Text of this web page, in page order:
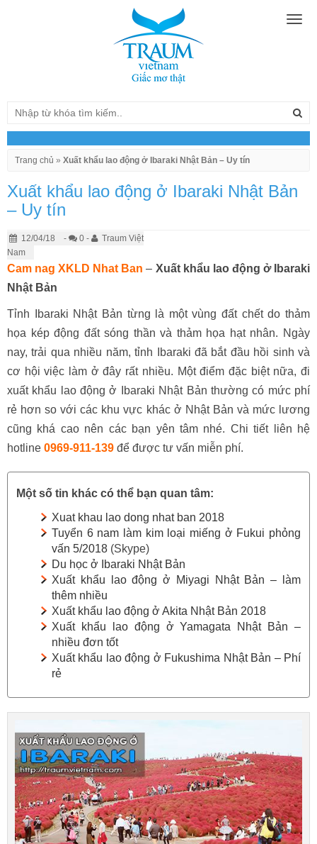
Trang chủ » Xuất khẩu lao động ở Ibaraki Nhật Bản – Uy tín
Xuất khẩu lao động ở Ibaraki Nhật Bản
– Uy tín
12/04/18 - 0 -
Traum Việt
Nam
Cam nag XKLD Nhat Ban – Xuất khẩu lao động ở Ibaraki
Nhật Bản
Tỉnh Ibaraki Nhật Bản từng là một vùng đất chết do thảm
họa kép động đất sóng thần và thảm họa hạt nhân. Ngày
nay, trải qua nhiều năm, tỉnh Ibaraki đã bắt đầu hồi sinh và
cơ hội việc làm ở đây rất nhiều. Một điểm đặc biệt nữa, đi
xuất khẩu lao động ở Ibaraki Nhật Bản thường có mức phí
rẻ hơn so với các khu vực khác ở Nhật Bản và mức lương
cũng khá cao nên các bạn yên tâm nhé. Chi tiết liên hệ
hotline 0969-911-139 để được tư vấn miễn phí.
Một số tin khác có thể bạn quan tâm:
Xuat khau lao dong nhat ban 2018
Tuyển 6 nam làm kim loại miếng ở Fukui phỏng
vấn 5/2018 (Skype)
Du học ở Ibaraki Nhật Bản
Xuất khẩu lao động ở Miyagi Nhật Bản – làm
thêm nhiều
Xuất khẩu lao động ở Akita Nhật Bản 2018
Xuất khẩu lao động ở Yamagata Nhật Bản –
nhiều đơn tốt
Xuất khẩu lao động ở Fukushima Nhật Bản – Phí
rẻ